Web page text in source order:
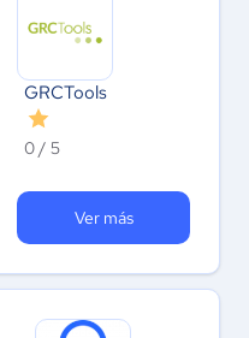
GRCTools
0 / 5
Ver más